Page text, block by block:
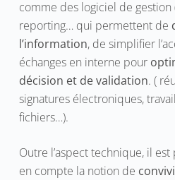
comme des logiciel de gestion
reporting… qui permettent de
l’information, de simplifier
échanges en interne pour
décision et de validation. (
signatures électroniques,
fichiers…).
Outre l’aspect technique, il
en compte la notion de